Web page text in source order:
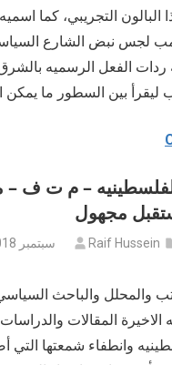
البالون التجريبي، كما
لجس نبض الشارع
ردات الفعل الرسميه
ليقرأ بين السطور ما يمكن
– م ت ف
30. سبتمبر 2018 Raif Hussein
الاخيرة المقالات والدراسات
وانطفاء شمعتها